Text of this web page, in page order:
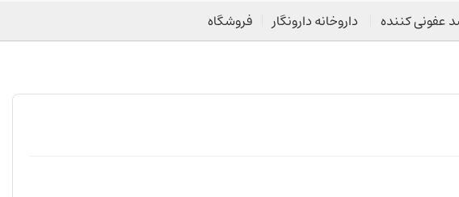
عفونی کننده داروخانه دارونگار فروشگاه